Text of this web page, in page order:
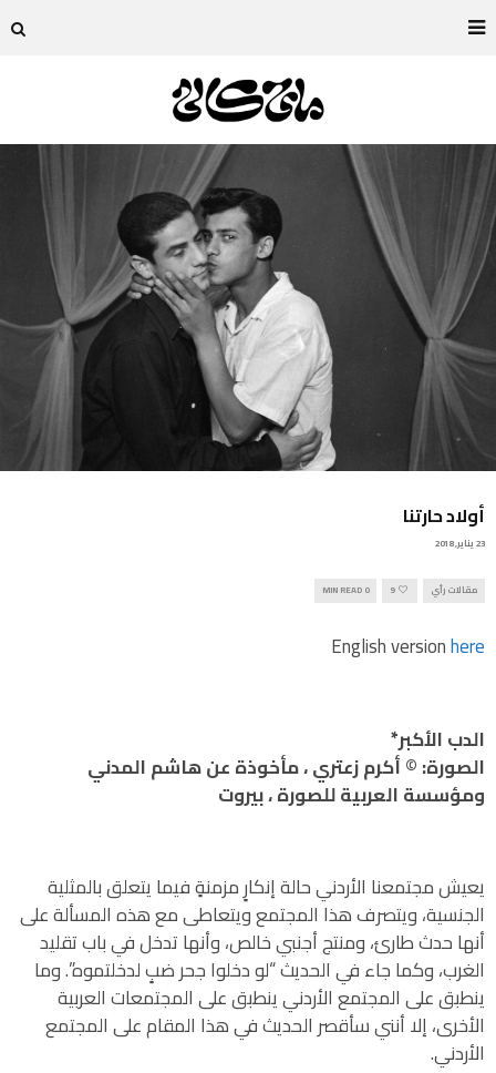
أولاد حارتنا
23 يناير, 2018
مقالات رأي 9
0 MIN READ
English versionhere
الدب الأكبر*
الصورة: © أكرم زعتري ، مأخوذة عن هاشم المدني
ومؤسسة العربية للصورة ، بيروت
يعيش مجتمعنا الأردني حالة إنكارٍ مزمنةٍ فيما يتعلق بالمثلية
الجنسية، ويتصرف هذا المجتمع ويتعاطى مع هذه المسألة على
أنها حدث طارئ، ومنتج أجنبي خالص، وأنها تدخل في باب تقليد
الغرب، وكما جاء في الحديث “لو دخلوا جحر ضبٍ لدخلتموه”. وما
ينطبق على المجتمع الأردني ينطبق على المجتمعات العربية
الأخرى، إلا أنني سأقصر الحديث في هذا المقام على المجتمع
الأردني.